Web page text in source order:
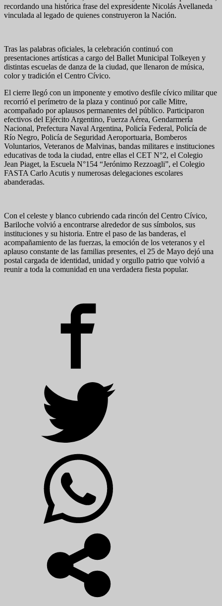
recordando una histórica frase del expresidente Nicolás Avellaneda
vinculada al legado de quienes construyeron la Nación.
Tras las palabras oficiales, la celebración continuó con
presentaciones artísticas a cargo del Ballet Municipal Tolkeyen y
distintas escuelas de danza de la ciudad, que llenaron de música,
color y tradición el Centro Cívico.
El cierre llegó con un imponente y emotivo desfile cívico militar que
recorrió el perímetro de la plaza y continuó por calle Mitre,
acompañado por aplausos permanentes del público. Participaron
efectivos del Ejército Argentino, Fuerza Aérea, Gendarmería
Nacional, Prefectura Naval Argentina, Policía Federal, Policía de
Río Negro, Policía de Seguridad Aeroportuaria, Bomberos
Voluntarios, Veteranos de Malvinas, bandas militares e instituciones
educativas de toda la ciudad, entre ellas el CET N°2, el Colegio
Jean Piaget, la Escuela N°154 “Jerónimo Rezzoagli”, el Colegio
FASTA Carlo Acutis y numerosas delegaciones escolares
abanderadas.
Con el celeste y blanco cubriendo cada rincón del Centro Cívico,
Bariloche volvió a encontrarse alrededor de sus símbolos, sus
instituciones y su historia. Entre el paso de las banderas, el
acompañamiento de las fuerzas, la emoción de los veteranos y el
aplauso constante de las familias presentes, el 25 de Mayo dejó una
postal cargada de identidad, unidad y orgullo patrio que volvió a
reunir a toda la comunidad en una verdadera fiesta popular.